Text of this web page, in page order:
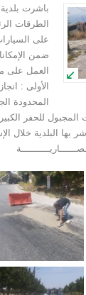
باشرت
الطرقات
على
ضمن
العمل على
الأولى :
المحدودة
المجبول للحفر
بها البلدية خلال